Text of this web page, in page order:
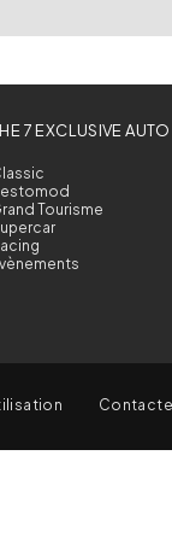
7 EXCLUSIVE AUTO
Tourisme